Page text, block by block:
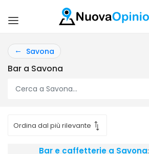
Savona
Bar a Savona
Bar e caffetterie a Savona: